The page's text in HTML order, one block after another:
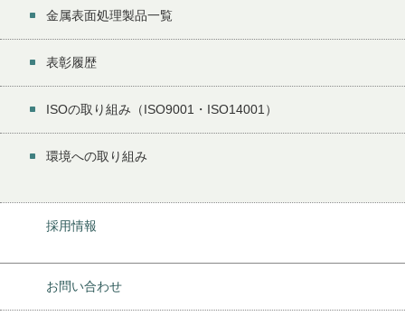
金属表面処理製品一覧
表彰履歴
ISOの取り組み（ISO9001・ISO14001）
環境への取り組み
採用情報
お問い合わせ